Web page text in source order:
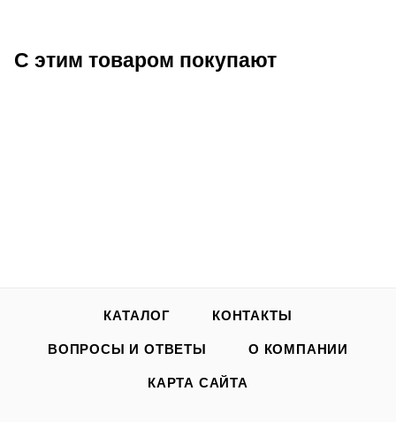
С этим товаром покупают
КАТАЛОГ КОНТАКТЫ
ВОПРОСЫ И ОТВЕТЫ О КОМПАНИИ
КАРТА САЙТА